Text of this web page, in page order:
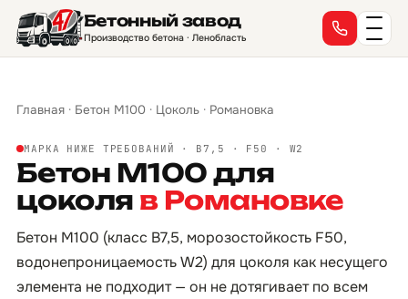
Бетонный завод
Производство бетона · Ленобласть
Главная · Бетон М100 · Цоколь · Романовка
МАРКА НИЖЕ ТРЕБОВАНИЙ · B7,5 · F50 · W2
Бетон М100 для
цоколя в Романовке
Бетон М100 (класс B7,5, морозостойкость F50,
водонепроницаемость W2) для цоколя как несущего
элемента не подходит — он не дотягивает по всем